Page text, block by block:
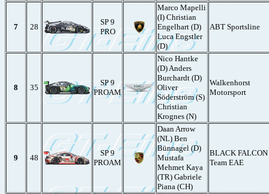
7 28
SP 9
PRO
Marco Mapelli
(I) Christian
Engelhart (D)
Luca Engstler
(D)
ABT Sportsline
8 35
SP 9
PROAM
Nico Hantke
(D) Anders
Burchardt (D)
Oliver
Söderström (S)
Christian
Krognes (N)
Walkenhorst
Motorsport
9 48
SP 9
PROAM
Daan Arrow
(NL) Ben
Bünnagel (D)
Mustafa
Mehmet Kaya
(TR) Gabriele
Piana (CH)
BLACK FALCON
Team EAE